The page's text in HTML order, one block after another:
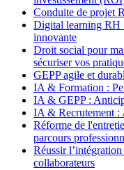
Conduite de projet
Digital learning RH
innovante
Droit social pour
sécuriser vos
GEPP agile et
IA & Formation :
IA & GEPP :
IA & Recrutement :
Réforme de
parcours
Réussir
collaborateurs